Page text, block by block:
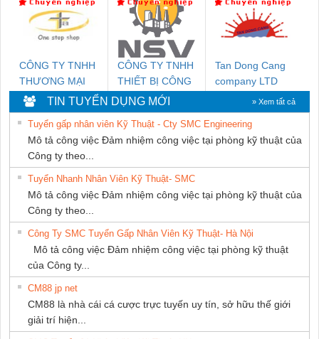
NAM
PHƯƠNG NAM
CÔNG TY TNHH
THƯƠNG MẠI
THIÊN ÂN VIỆT
NAM
CÔNG TY TNHH
THIẾT BỊ CÔNG
NGHIỆP NIHON
SETSUBI VIỆT
NAM
Tan Dong Cang
company LTD
TIN TUYỂN DỤNG MỚI » Xem tất cả
Tuyển gấp nhân viên Kỹ Thuật - Cty SMC Engineering
Mô tả công việc Đảm nhiệm công việc tại phòng kỹ thuật của
Công ty theo...
Tuyển Nhanh Nhân Viên Kỹ Thuật- SMC
Mô tả công việc Đảm nhiệm công việc tại phòng kỹ thuật của
Công ty theo...
Công Ty SMC Tuyển Gấp Nhân Viên Kỹ Thuật- Hà Nội
Mô tả công việc Đảm nhiệm công việc tại phòng kỹ thuật
của Công ty...
CM88 jp net
CM88 là nhà cái cá cược trực tuyến uy tín, sở hữu thế giới
giải trí hiện...